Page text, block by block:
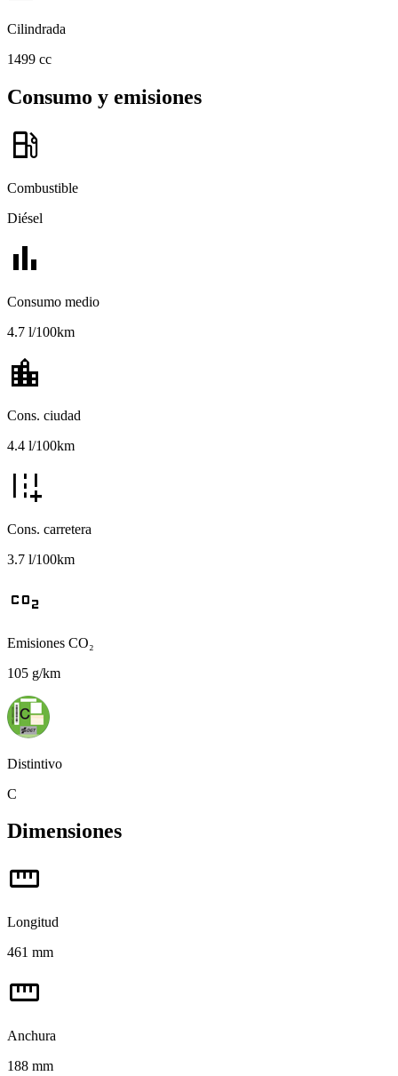
Cilindrada
1499 cc
Consumo y emisiones
local_gas_station
Combustible
Diésel
bar_chart
Consumo medio
4.7 l/100km
location_city
Cons. ciudad
4.4 l/100km
add_road
Cons. carretera
3.7 l/100km
co2
Emisiones CO₂
105 g/km
Distintivo
C
Dimensiones
straighten
Longitud
461 mm
straighten
Anchura
188 mm